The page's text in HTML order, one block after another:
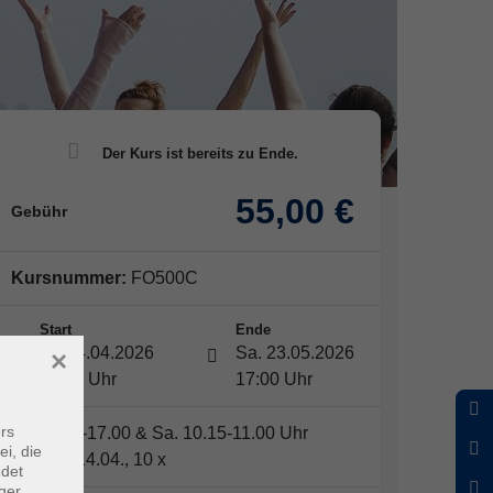
Gebühr 55,00 €
Kursnummer: FO500C
Start
Di. 14.04.2026
16:15 Uhr
Ende
Sa. 23.05.2026
17:00 Uhr
Di. 16.15-17.00 & Sa. 10.15-11.00 Uhr
Beginn: 14.04., 10 x
die
×